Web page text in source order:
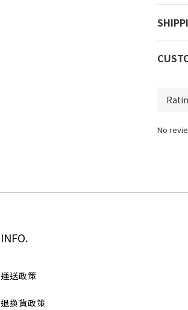
No
INFO.
運送政策
退換貨政策